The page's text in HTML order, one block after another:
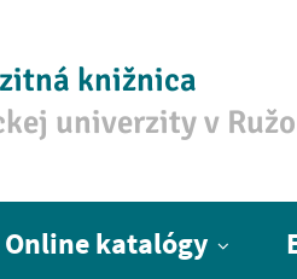
knižnica
univerzity v
Online katalógy